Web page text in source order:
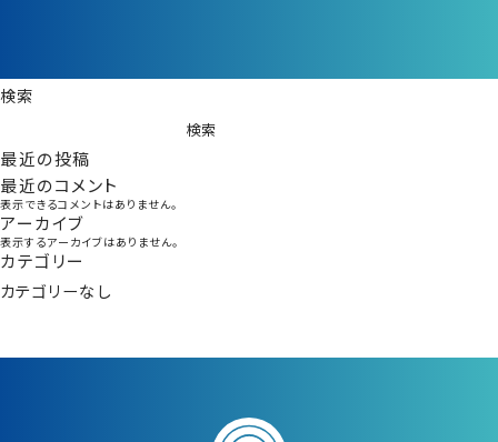
検索
検索
最近の投稿
最近のコメント
表示できるコメントはありません。
アーカイブ
表示するアーカイブはありません。
カテゴリー
カテゴリーなし